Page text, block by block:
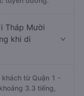
Tháp Mười
khi di
từ Quận 1 -
3.3 tiếng,